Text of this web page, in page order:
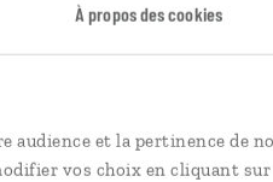
À propos des cookies
et la pertinence de
vos choix en cliquant sur